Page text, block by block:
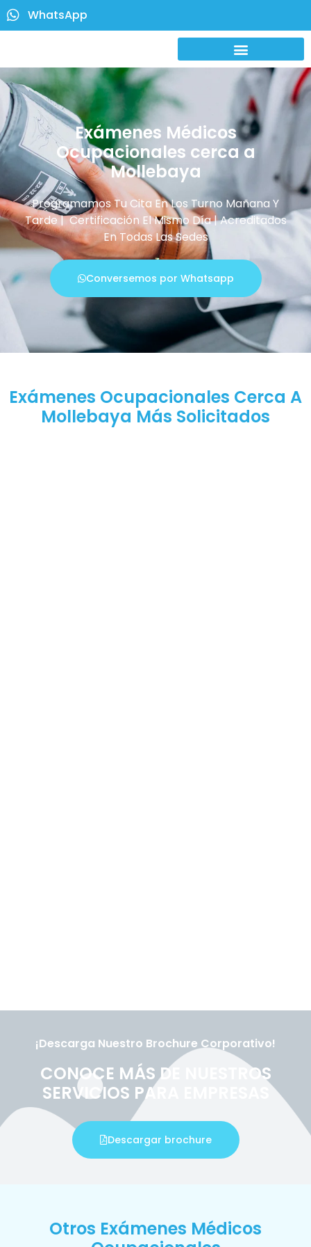
WhatsApp
Exámenes Médicos
Ocupacionales cerca a
Mollebaya
Programamos Tu Cita En Los Turno Mañana Y
Tarde | Certificación El Mismo Día | Acreditados
En Todas Las Sedes
Conversemos por Whatsapp
Exámenes Ocupacionales Cerca A
Mollebaya Más Solicitados
¡Descarga Nuestro Brochure Corporativo!
CONOCE MÁS DE NUESTROS
SERVICIOS PARA EMPRESAS
Descargar brochure
Otros Exámenes Médicos